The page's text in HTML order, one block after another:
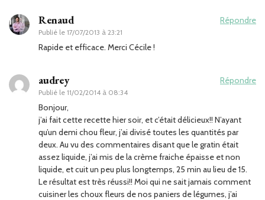
Renaud
Publié le 17/07/2013 à 23:21
Répondre
Rapide et efficace. Merci Cécile !
audrey
Publié le 11/02/2014 à 08:34
Répondre
Bonjour,
j’ai fait cette recette hier soir, et c’était délicieux!! N’ayant
qu’un demi chou fleur, j’ai divisé toutes les quantités par
deux. Au vu des commentaires disant que le gratin était
assez liquide, j’ai mis de la crème fraiche épaisse et non
liquide, et cuit un peu plus longtemps, 25 min au lieu de 15.
Le résultat est très réussi!! Moi qui ne sait jamais comment
cuisiner les choux fleurs de nos paniers de légumes, j’ai